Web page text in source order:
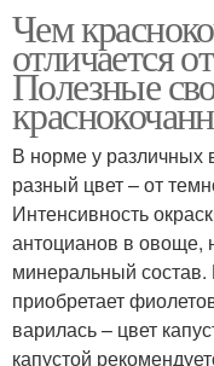
Чем
отличается
Полезные
В норме у различных
разный цвет – от
Интенсивность
антоцианов в овоще,
минеральный состав.
приобретает
варилась – цвет
капустой